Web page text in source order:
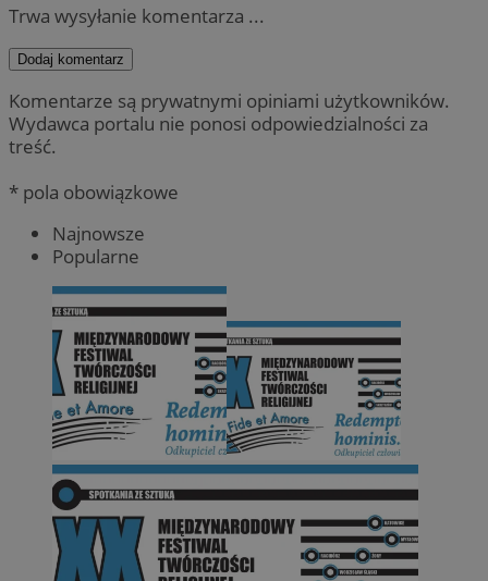
Trwa wysyłanie komentarza ...
Dodaj komentarz
Komentarze są prywatnymi opiniami użytkowników.
Wydawca portalu nie ponosi odpowiedzialności za
treść.
* pola obowiązkowe
Najnowsze
Popularne